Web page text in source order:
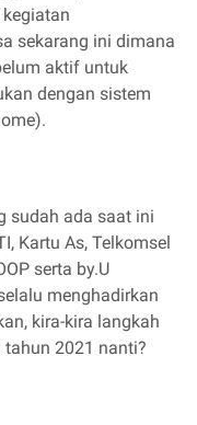
sekarang ini dimana
aktif untuk
dengan sistem
sudah ada saat ini
Kartu As, Telkomsel
serta by.U
menghadirkan
kira-kira langkah
2021 nanti?